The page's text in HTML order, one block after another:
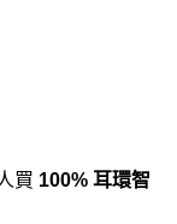
買 100% 耳環智